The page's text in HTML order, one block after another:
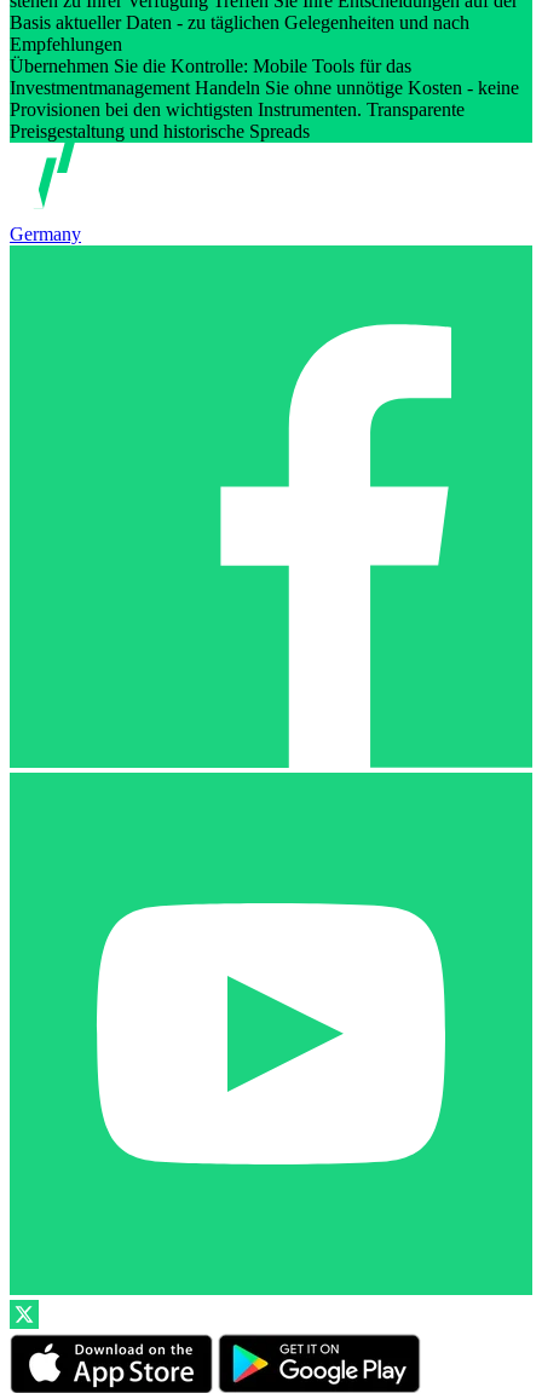
Basis aktueller Daten - zu täglichen Gelegenheiten und nach
Empfehlungen
Übernehmen Sie die Kontrolle: Mobile Tools für das
Investmentmanagement Handeln Sie ohne unnötige Kosten - keine
Provisionen bei den wichtigsten Instrumenten. Transparente
Preisgestaltung und historische Spreads
Germany